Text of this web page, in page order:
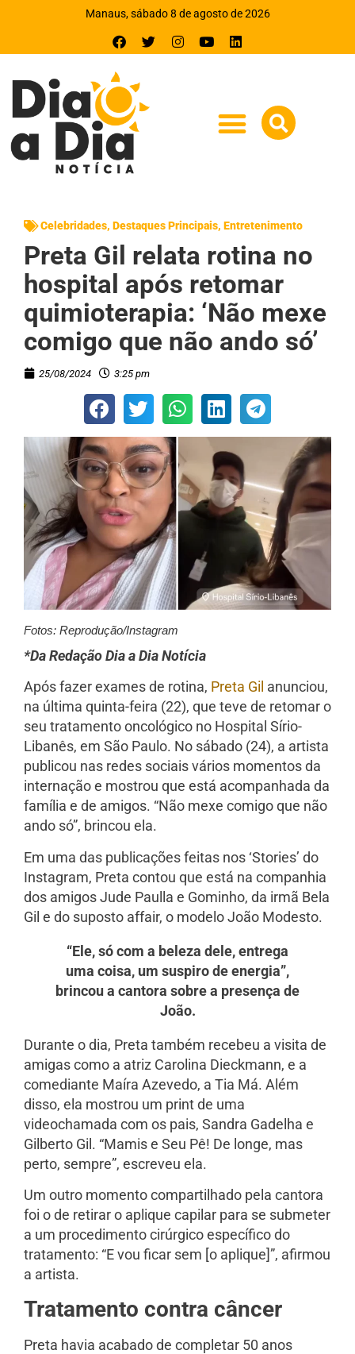
Manaus, sábado 8 de agosto de 2026
Celebridades, Destaques Principais, Entretenimento
Preta Gil relata rotina no
hospital após retomar
quimioterapia: ‘Não mexe
comigo que não ando só’
25/08/2024 3:25 pm
Fotos: Reprodução/Instagram
*Da Redação Dia a Dia Notícia
Após fazer exames de rotina, Preta Gil anunciou,
na última quinta-feira (22), que teve de retomar o
seu tratamento oncológico no Hospital Sírio-
Libanês, em São Paulo. No sábado (24), a artista
publicou nas redes sociais vários momentos da
internação e mostrou que está acompanhada da
família e de amigos. “Não mexe comigo que não
ando só”, brincou ela.
Em uma das publicações feitas nos ‘Stories’ do
Instagram, Preta contou que está na companhia
dos amigos Jude Paulla e Gominho, da irmã Bela
Gil e do suposto affair, o modelo João Modesto.
“Ele, só com a beleza dele, entrega
uma coisa, um suspiro de energia”,
brincou a cantora sobre a presença de
João.
Durante o dia, Preta também recebeu a visita de
amigas como a atriz Carolina Dieckmann, e a
comediante Maíra Azevedo, a Tia Má. Além
disso, ela mostrou um print de uma
videochamada com os pais, Sandra Gadelha e
Gilberto Gil. “Mamis e Seu Pê! De longe, mas
perto, sempre”, escreveu ela.
Um outro momento compartilhado pela cantora
foi o de retirar o aplique capilar para se submeter
a um procedimento cirúrgico específico do
tratamento: “E vou ficar sem [o aplique]”, afirmou
a artista.
Tratamento contra câncer
Preta havia acabado de completar 50 anos